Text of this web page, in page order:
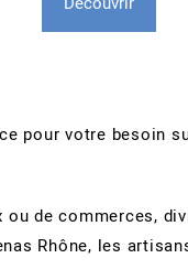
pour votre besoin
ou de commerces,
Rhône, les